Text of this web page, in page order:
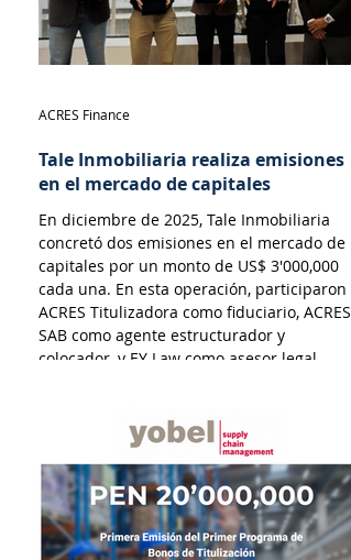
Tale Inmobiliaria realiza emisiones
en el mercado de capitales
En diciembre de 2025, Tale Inmobiliaria
concretó dos emisiones en el mercado de
capitales por un monto de US$ 3'000,000
cada una. En esta operación, participaron
ACRES Titulizadora como fiduciario, ACRES
SAB como agente estructurador y
colocador, y EY Law como asesor legal.
ACRES Finance